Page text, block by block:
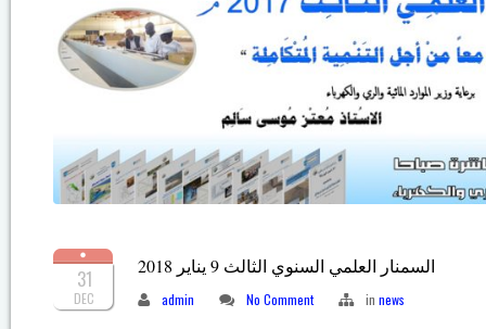
31
DEC
السمنار العلمي السنوي الثالث 9 يناير 2018
admin No Comment in news